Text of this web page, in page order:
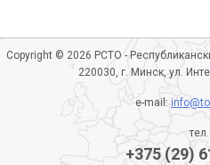
Copyright © 2026 РСТО -
220030, г. Минск, ул.
e-mail:
тел.
+375 (29)